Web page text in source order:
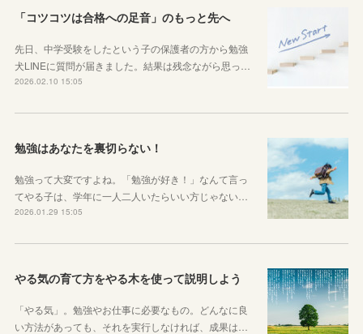
「コツコツは合格への足音」のもっと先へ
先日、中学受験をしたという子の保護者の方から勉強
犬LINEに質問が届きました。結果は残念ながら思っ…
2026.02.10 15:05
勉強はあなたを裏切らない！
勉強って大変ですよね。「勉強が好き！」なんて言っ
てやる子は、学年に一人二人いたらいい方じゃない…
2026.01.29 15:05
やる気の育て方をやる木を使って説明しよう
「やる気」。勉強やお仕事に必要なもの。どんなに良
い方法があっても、それを実行しなければ、成果は…